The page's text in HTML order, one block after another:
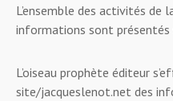
L’ensemble des activités de
informations sont
L’oiseau prophète éditeur
site/jacqueslenot.net des